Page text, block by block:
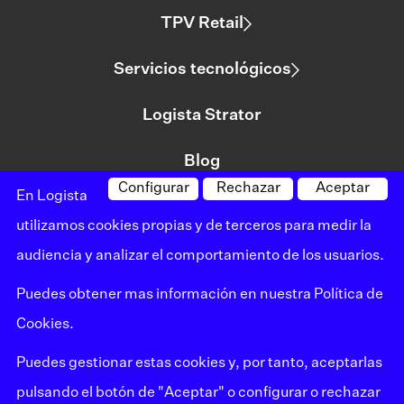
TPV Retail
Servicios tecnológicos
Logista Strator
Blog
©logista Todos los derechos reservados
Aviso legal
Política de privacidad
Aceptar
Rechazar
Configurar
En Logista
utilizamos cookies propias y de terceros para medir la
audiencia y analizar el comportamiento de los usuarios.
Puedes obtener mas información en nuestra Política de
Cookies.
Puedes gestionar estas cookies y, por tanto, aceptarlas
pulsando el botón de "Aceptar" o configurar o rechazar